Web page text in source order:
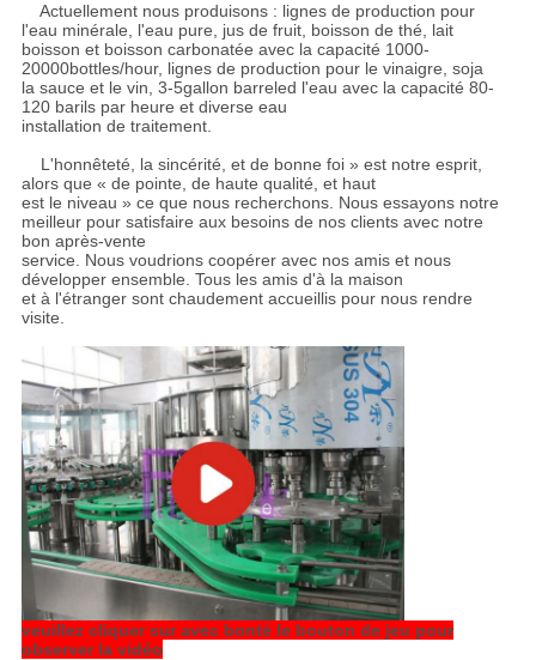
Actuellement nous produisons : lignes de production pour
l'eau minérale, l'eau pure, jus de fruit, boisson de thé, lait
boisson et boisson carbonatée avec la capacité 1000-
20000bottles/hour, lignes de production pour le vinaigre, soja
la sauce et le vin, 3-5gallon barreled l'eau avec la capacité 80-
120 barils par heure et diverse eau
installation de traitement.
L'honnêteté, la sincérité, et de bonne foi » est notre esprit,
alors que « de pointe, de haute qualité, et haut
est le niveau » ce que nous recherchons. Nous essayons notre
meilleur pour satisfaire aux besoins de nos clients avec notre
bon après-vente
service. Nous voudrions coopérer avec nos amis et nous
développer ensemble. Tous les amis d'à la maison
et à l'étranger sont chaudement accueillis pour nous rendre
visite.
veuillez cliquer sur avec bonté le bouton de jeu pour
observer la vidéo